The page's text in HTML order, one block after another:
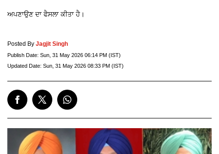
ਅਪਣਾਉਣ ਦਾ ਫੈਸਲਾ ਕੀਤਾ ਹੈ।
Posted By Jagjit Singh
Publish Date: Sun, 31 May 2026 06:14 PM (IST)
Updated Date: Sun, 31 May 2026 08:33 PM (IST)